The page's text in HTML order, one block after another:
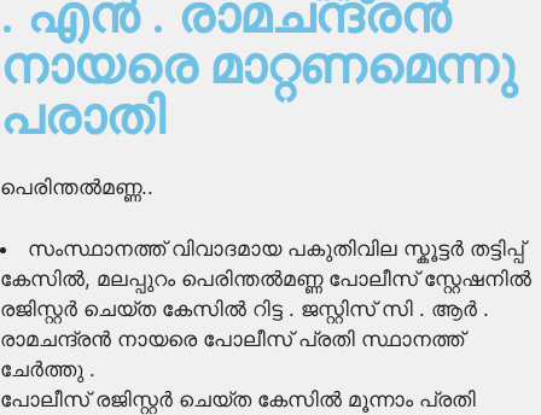
. എൻ . രാമചന്ദ്രൻ
നായരെ മാറ്റണമെന്നു
പരാതി
പെരിന്തൽമണ്ണ..
സംസ്ഥാനത്ത് വിവാദമായ പകുതിവില സ്കൂട്ടർ തട്ടിപ്പ്
കേസിൽ, മലപ്പുറം പെരിന്തൽമണ്ണ പോലീസ് സ്റ്റേഷനിൽ
രജിസ്റ്റർ ചെയ്ത കേസിൽ റിട്ട . ജസ്റ്റിസ് സി . ആർ .
രാമചന്ദ്രൻ നായരെ പോലീസ് പ്രതി സ്ഥാനത്ത്
ചേർത്തു .
പോലീസ് രജിസ്റ്റർ ചെയ്ത കേസിൽ മൂന്നാം പ്രതി